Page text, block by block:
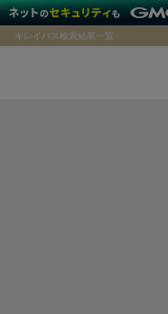
キレイパス検索結果一覧